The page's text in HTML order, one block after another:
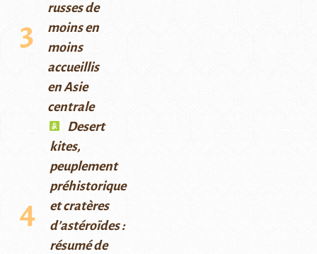
russes de
moins en
moins
accueillis
en Asie
centrale
Desert
kites,
peuplement
préhistorique
et cratères
d’astéroïdes :
résumé de